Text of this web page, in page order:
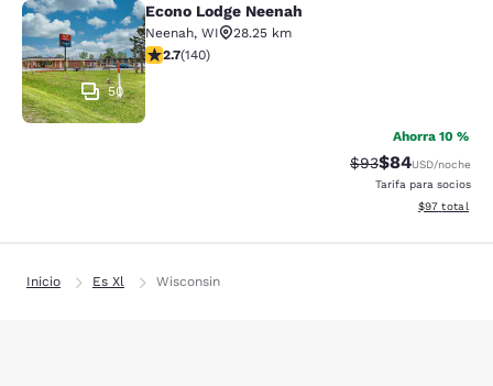
Econo Lodge Neenah
50
Econo Lodge Neenah
Neenah, WI
28.25 km
calificación de 2.7 estrellas. Feria. 140 reseñas
2.7(140)
Ahorra 10 %
Precio tachado:
$93Precio con
$84USD/noche
Tarifa para socios
Ver detalles
$97 total
Inicio Es Xl Wisconsin